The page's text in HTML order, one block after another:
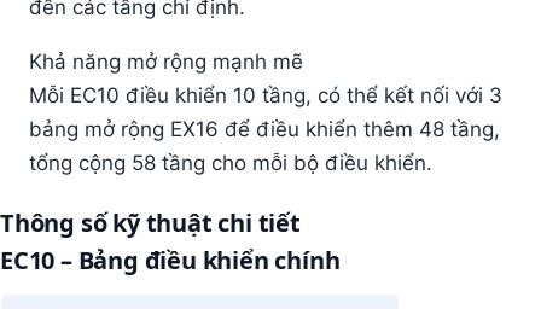
đến các tầng chỉ định.
Khả năng mở rộng mạnh mẽ
Mỗi EC10 điều khiển 10 tầng, có thể kết nối với 3
bảng mở rộng EX16 để điều khiển thêm 48 tầng,
tổng cộng 58 tầng cho mỗi bộ điều khiển.
Thông số kỹ thuật chi tiết
EC10 – Bảng điều khiển chính